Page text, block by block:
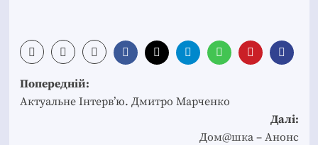
Post
navigation
Попередній:
Актуальне Інтерв’ю. Дмитро Марченко
Далі:
Дом@шка – Анонс